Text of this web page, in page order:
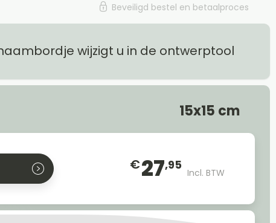
Beveiligd bestel en betaalproces
wijzigt u in de ontwerptool
15x15 cm
€27,95
Incl. BTW